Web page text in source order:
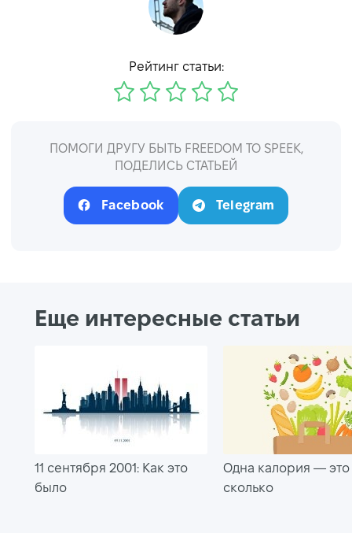
Рейтинг статьи:
ПОМОГИ ДРУГУ БЫТЬ FREEDOM TO SPEEK,
ПОДЕЛИСЬ СТАТЬЕЙ
Facebook Telegram
Еще интересные статьи
11 сентября 2001: Как это
было
Одна калория — это
сколько